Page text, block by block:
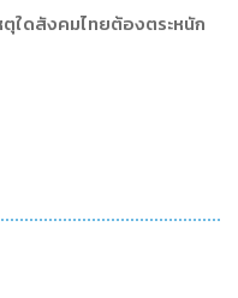
ตุใดสังคมไทยต้องตระหนัก